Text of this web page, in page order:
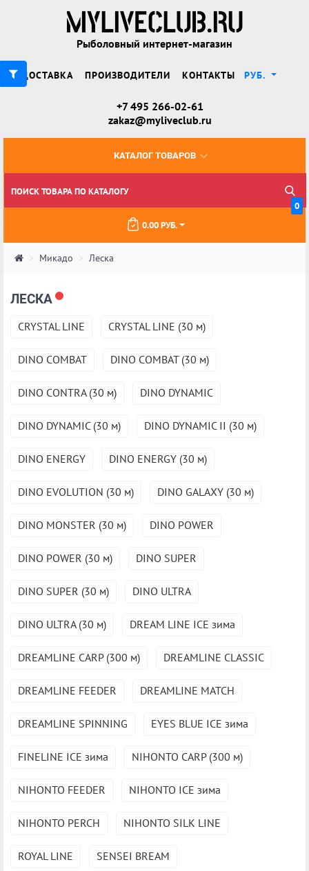
Рыболовный интернет-магазин
ДОСТАВКА ПРОИЗВОДИТЕЛИ КОНТАКТЫ РУБ.
+7 495 266-02-61
zakaz@myliveclub.ru
КАТАЛОГ ТОВАРОВ
0
0.00 РУБ.
Микадо Леска
ЛЕСКА
CRYSTAL LINE CRYSTAL LINE (30 м)
DINO COMBAT DINO COMBAT (30 м)
DINO CONTRA (30 м) DINO DYNAMIC
DINO DYNAMIC (30 м) DINO DYNAMIC II (30 м)
DINO ENERGY DINO ENERGY (30 м)
DINO EVOLUTION (30 м) DINO GALAXY (30 м)
DINO MONSTER (30 м) DINO POWER
DINO POWER (30 м) DINO SUPER
DINO SUPER (30 м) DINO ULTRA
DINO ULTRA (30 м) DREAM LINE ICE зима
DREAMLINE CARP (300 м) DREAMLINE CLASSIC
DREAMLINE FEEDER DREAMLINE MATCH
DREAMLINE SPINNING EYES BLUE ICE зима
FINELINE ICE зима NIHONTO CARP (300 м)
NIHONTO FEEDER NIHONTO ICE зима
NIHONTO PERCH NIHONTO SILK LINE
ROYAL LINE SENSEI BREAM